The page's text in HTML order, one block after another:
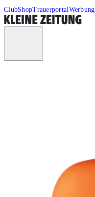
ClubShopTrauerportalWerbung